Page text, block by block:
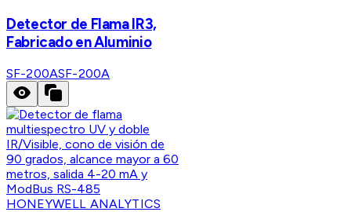
Detector de Flama IR3,
Fabricado en Aluminio
SF-200ASF-200A
HONEYWELL ANALYTICS